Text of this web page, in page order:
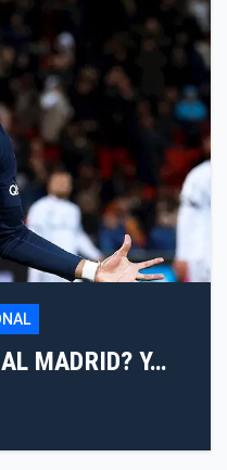
MADRID? Y…